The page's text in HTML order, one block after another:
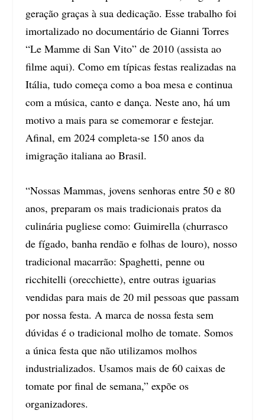
geração graças à sua dedicação. Esse trabalho foi
imortalizado no documentário de Gianni Torres
“Le Mamme di San Vito” de 2010 (assista ao
filme aqui). Como em típicas festas realizadas na
Itália, tudo começa como a boa mesa e continua
com a música, canto e dança. Neste ano, há um
motivo a mais para se comemorar e festejar.
Afinal, em 2024 completa-se 150 anos da
imigração italiana ao Brasil.
“Nossas Mammas, jovens senhoras entre 50 e 80
anos, preparam os mais tradicionais pratos da
culinária pugliese como: Guimirella (churrasco
de fígado, banha rendão e folhas de louro), nosso
tradicional macarrão: Spaghetti, penne ou
ricchitelli (orecchiette), entre outras iguarias
vendidas para mais de 20 mil pessoas que passam
por nossa festa. A marca de nossa festa sem
dúvidas é o tradicional molho de tomate. Somos
a única festa que não utilizamos molhos
industrializados. Usamos mais de 60 caixas de
tomate por final de semana,” expõe os
organizadores.